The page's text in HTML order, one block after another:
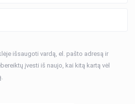
išsaugoti vardą, el. pašto adresą ir
įvesti iš naujo, kai kitą kartą vėl